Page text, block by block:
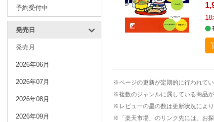
予約受付中
発売日
発売月
2026年06月
2026年07月
2026年08月
2026年09月
18
※ページの更新が定期的に行われて
※複数のジャンルに属している商品
※レビューの星の数は更新状況によ
※「楽天市場」のリンク先には、お